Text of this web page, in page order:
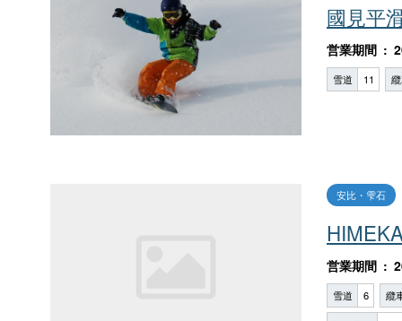
國見平
営業期間
雪道 11
安比・雫石
営業期間
雪道 6 纜